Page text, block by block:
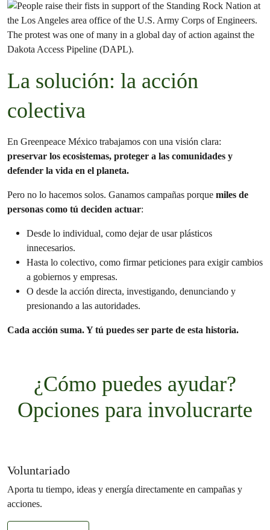
La solución: la acción
colectiva
En Greenpeace México trabajamos con una visión clara:
preservar los ecosistemas, proteger a las comunidades y
defender la vida en el planeta.
Pero no lo hacemos solos. Ganamos campañas porque miles de
personas como tú deciden actuar:
Desde lo individual, como dejar de usar plásticos
innecesarios.
Hasta lo colectivo, como firmar peticiones para exigir cambios
a gobiernos y empresas.
O desde la acción directa, investigando, denunciando y
presionando a las autoridades.
Cada acción suma. Y tú puedes ser parte de esta historia.
¿Cómo puedes ayudar?
Opciones para involucrarte
Voluntariado
Aporta tu tiempo, ideas y energía directamente en campañas y
acciones.